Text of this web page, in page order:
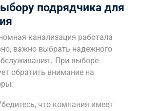
подрядчика для
канализация работала
важно выбрать надежного
При выборе
обратить внимание на
что компания имеет